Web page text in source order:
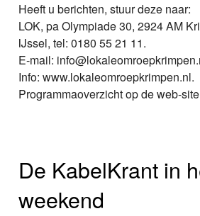
Heeft u berichten, stuur deze naar:
LOK, pa Olympiade 30, 2924 AM
IJssel, tel: 0180 55 21 11.
E-mail:
Info: www.lokaleomroepkrimpen.nl.
Programmaoverzicht op de web-
De KabelKrant in
weekend